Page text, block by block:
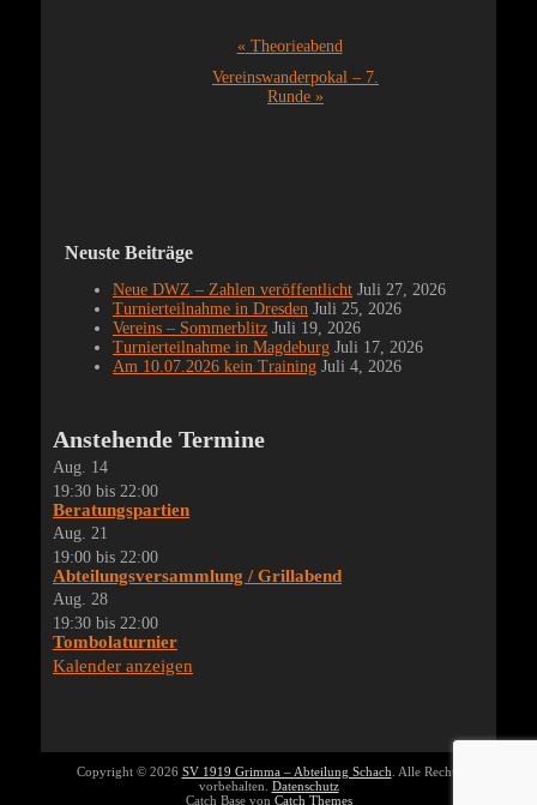
«Theorieabend
Vereinswanderpokal – 7.
Runde »
Neuste Beiträge
Neue DWZ – Zahlen veröffentlicht Juli 27, 2026
Turnierteilnahme in Dresden Juli 25, 2026
Vereins – Sommerblitz Juli 19, 2026
Turnierteilnahme in Magdeburg Juli 17, 2026
Am 10.07.2026 kein Training Juli 4, 2026
Anstehende Termine
Aug. 14
19:30 bis 22:00
Beratungspartien
Aug. 21
19:00 bis 22:00
Abteilungsversammlung / Grillabend
Aug. 28
19:30 bis 22:00
Tombolaturnier
Kalender anzeigen
Copyright © 2026 SV 1919 Grimma – Abteilung Schach . Alle Rechte
vorbehalten. Datenschutz
Catch Base von Catch Themes